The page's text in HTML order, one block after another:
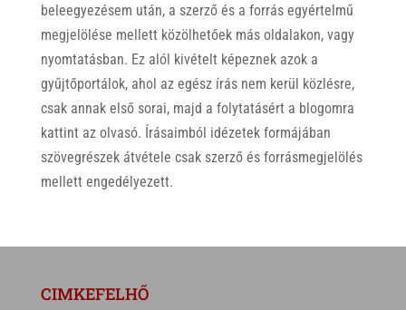
beleegyezésem után, a szerző és a forrás egyértelmű
megjelölése mellett közölhetőek más oldalakon, vagy
nyomtatásban. Ez alól kivételt képeznek azok a
gyűjtőportálok, ahol az egész írás nem kerül közlésre,
csak annak első sorai, majd a folytatásért a blogomra
kattint az olvasó. Írásaimból idézetek formájában
szövegrészek átvétele csak szerző és forrásmegjelölés
mellett engedélyezett.
CIMKEFELHŐ